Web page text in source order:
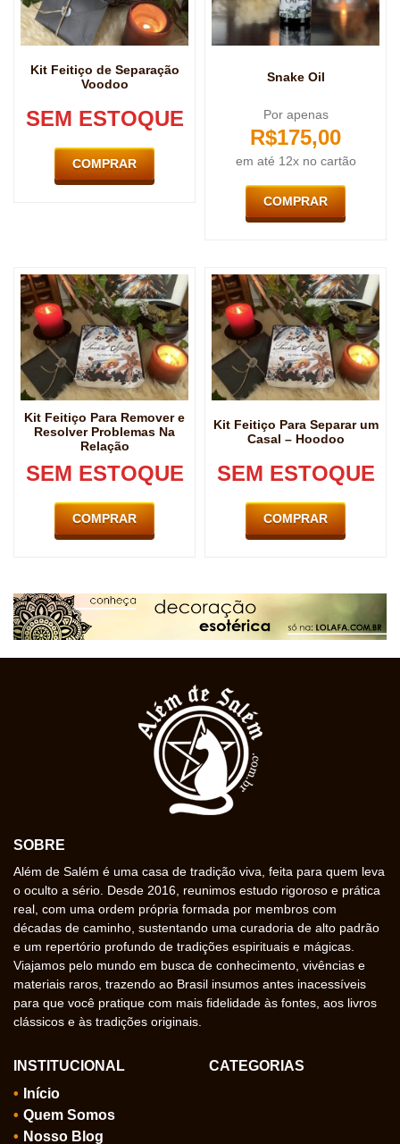
Kit Feitiço de Separação
Voodoo
SEM ESTOQUE
COMPRAR
Snake Oil
Por apenas
R$175,00
em até 12x no cartão
COMPRAR
Kit Feitiço Para Remover e
Resolver Problemas Na
Relação
SEM ESTOQUE
COMPRAR
Kit Feitiço Para Separar um
Casal – Hoodoo
SEM ESTOQUE
COMPRAR
SOBRE
Além de Salém é uma casa de tradição viva, feita para quem leva
o oculto a sério. Desde 2016, reunimos estudo rigoroso e prática
real, com uma ordem própria formada por membros com
décadas de caminho, sustentando uma curadoria de alto padrão
e um repertório profundo de tradições espirituais e mágicas.
Viajamos pelo mundo em busca de conhecimento, vivências e
materiais raros, trazendo ao Brasil insumos antes inacessíveis
para que você pratique com mais fidelidade às fontes, aos livros
clássicos e às tradições originais.
INSTITUCIONAL
Início
Quem Somos
Nosso Blog
CATEGORIAS